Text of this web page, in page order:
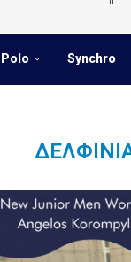
Synchro